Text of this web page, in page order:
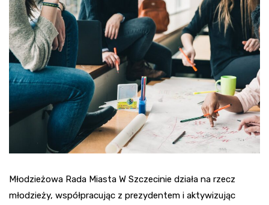
Młodzieżowa Rada Miasta W Szczecinie działa na rzecz
młodzieży, współpracując z prezydentem i aktywizując